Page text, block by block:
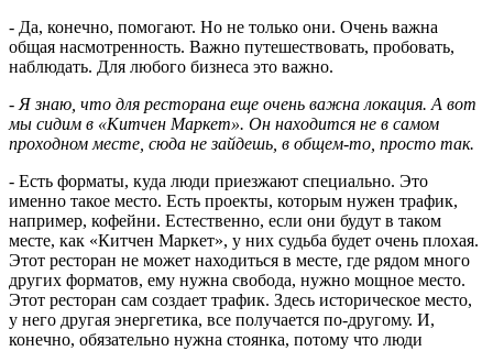
- Да, конечно, помогают. Но не только они. Очень важна
общая насмотренность. Важно путешествовать, пробовать,
наблюдать. Для любого бизнеса это важно.
- Я знаю, что для ресторана еще очень важна локация. А вот
мы сидим в «Китчен Маркет». Он находится не в самом
проходном месте, сюда не зайдешь, в общем-то, просто так.
- Есть форматы, куда люди приезжают специально. Это
именно такое место. Есть проекты, которым нужен трафик,
например, кофейни. Естественно, если они будут в таком
месте, как «Китчен Маркет», у них судьба будет очень плохая.
Этот ресторан не может находиться в месте, где рядом много
других форматов, ему нужна свобода, нужно мощное место.
Этот ресторан сам создает трафик. Здесь историческое место,
у него другая энергетика, все получается по-другому. И,
конечно, обязательно нужна стоянка, потому что люди